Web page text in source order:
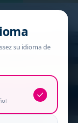
su idioma de